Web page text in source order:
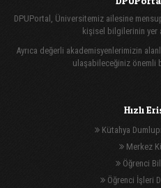
DPUPortal, Üniversitemiz ailesine
kişisel bilgilerinin yer
Ayrıca değerli akademisyenlerimizin
ulaşabileceğiniz önemli
Hızlı
Kütahya
Merkez
Öğrenci
Öğrenci İşleri